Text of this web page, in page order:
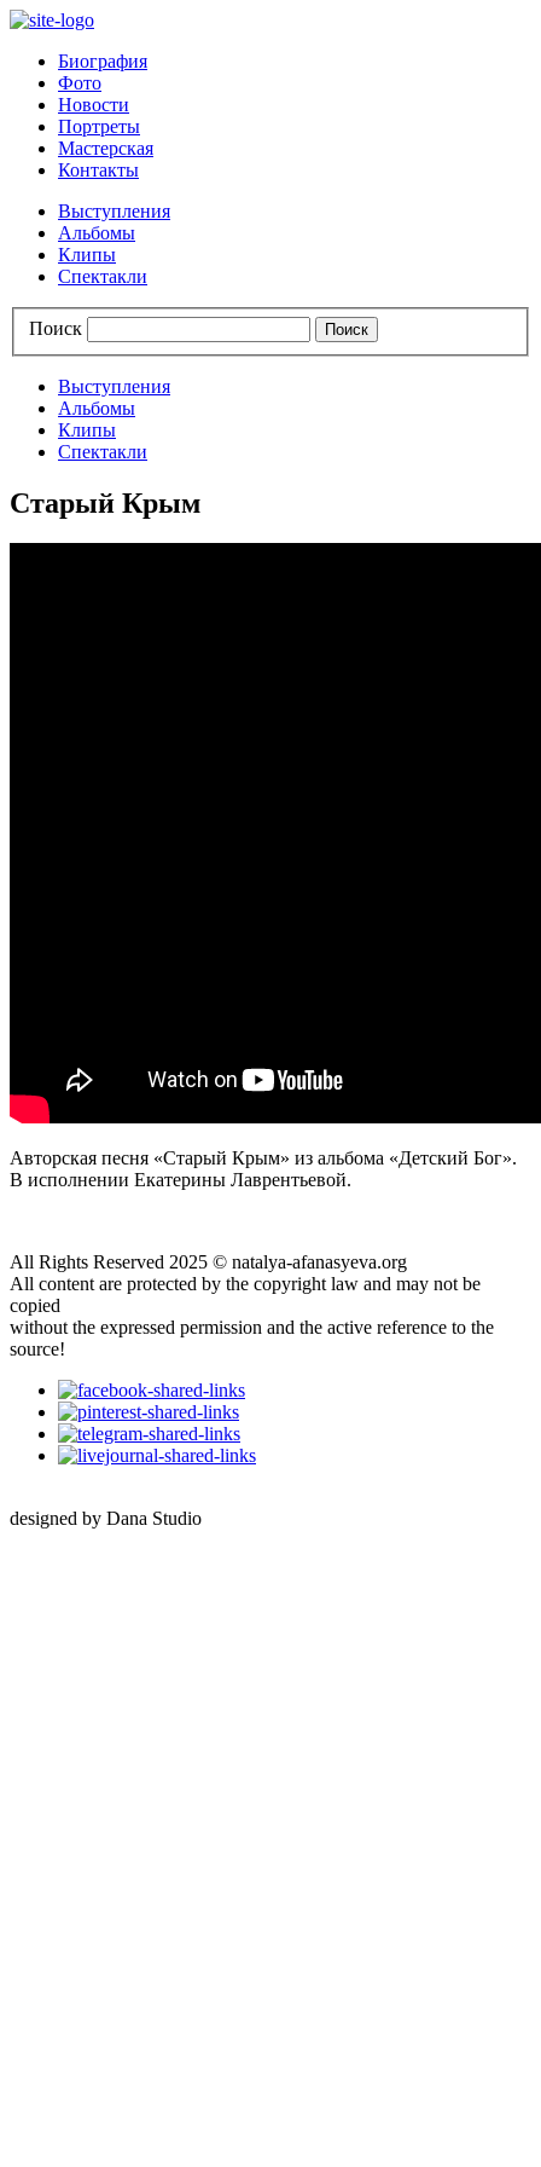
Биография
Фото
Новости
Портреты
Мастерская
Контакты
Выступления
Альбомы
Клипы
Спектакли
Поиск
Выступления
Альбомы
Клипы
Спектакли
Старый Крым
Авторская песня «Старый Крым» из альбома «Детский Бог».
В исполнении Екатерины Лаврентьевой.
All Rights Reserved 2025 © natalya-afanasyeva.org
All content are protected by the copyright law and may not be
copied
without the expressed permission and the active reference to the
source!
designed by Dana Studio